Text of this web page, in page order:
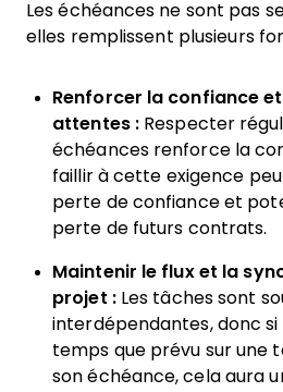
Les échéances ne sont pas
elles remplissent plusieurs
Renforcer la confiance
attentes : Respecter
échéances renforce la
faillir à cette exigence
perte de confiance et
perte de futurs contrats.
Maintenir le flux et la
projet :Les tâches sont
interdépendantes, donc si
temps que prévu sur une
son échéance, cela aura